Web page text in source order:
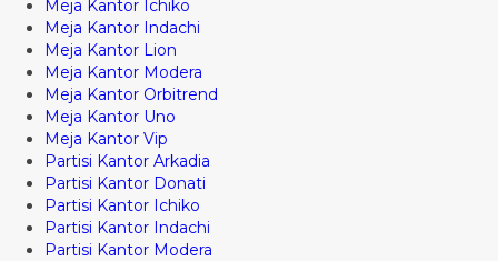
Meja Kantor Ichiko
Meja Kantor Indachi
Meja Kantor Lion
Meja Kantor Modera
Meja Kantor Orbitrend
Meja Kantor Uno
Meja Kantor Vip
Partisi Kantor Arkadia
Partisi Kantor Donati
Partisi Kantor Ichiko
Partisi Kantor Indachi
Partisi Kantor Modera